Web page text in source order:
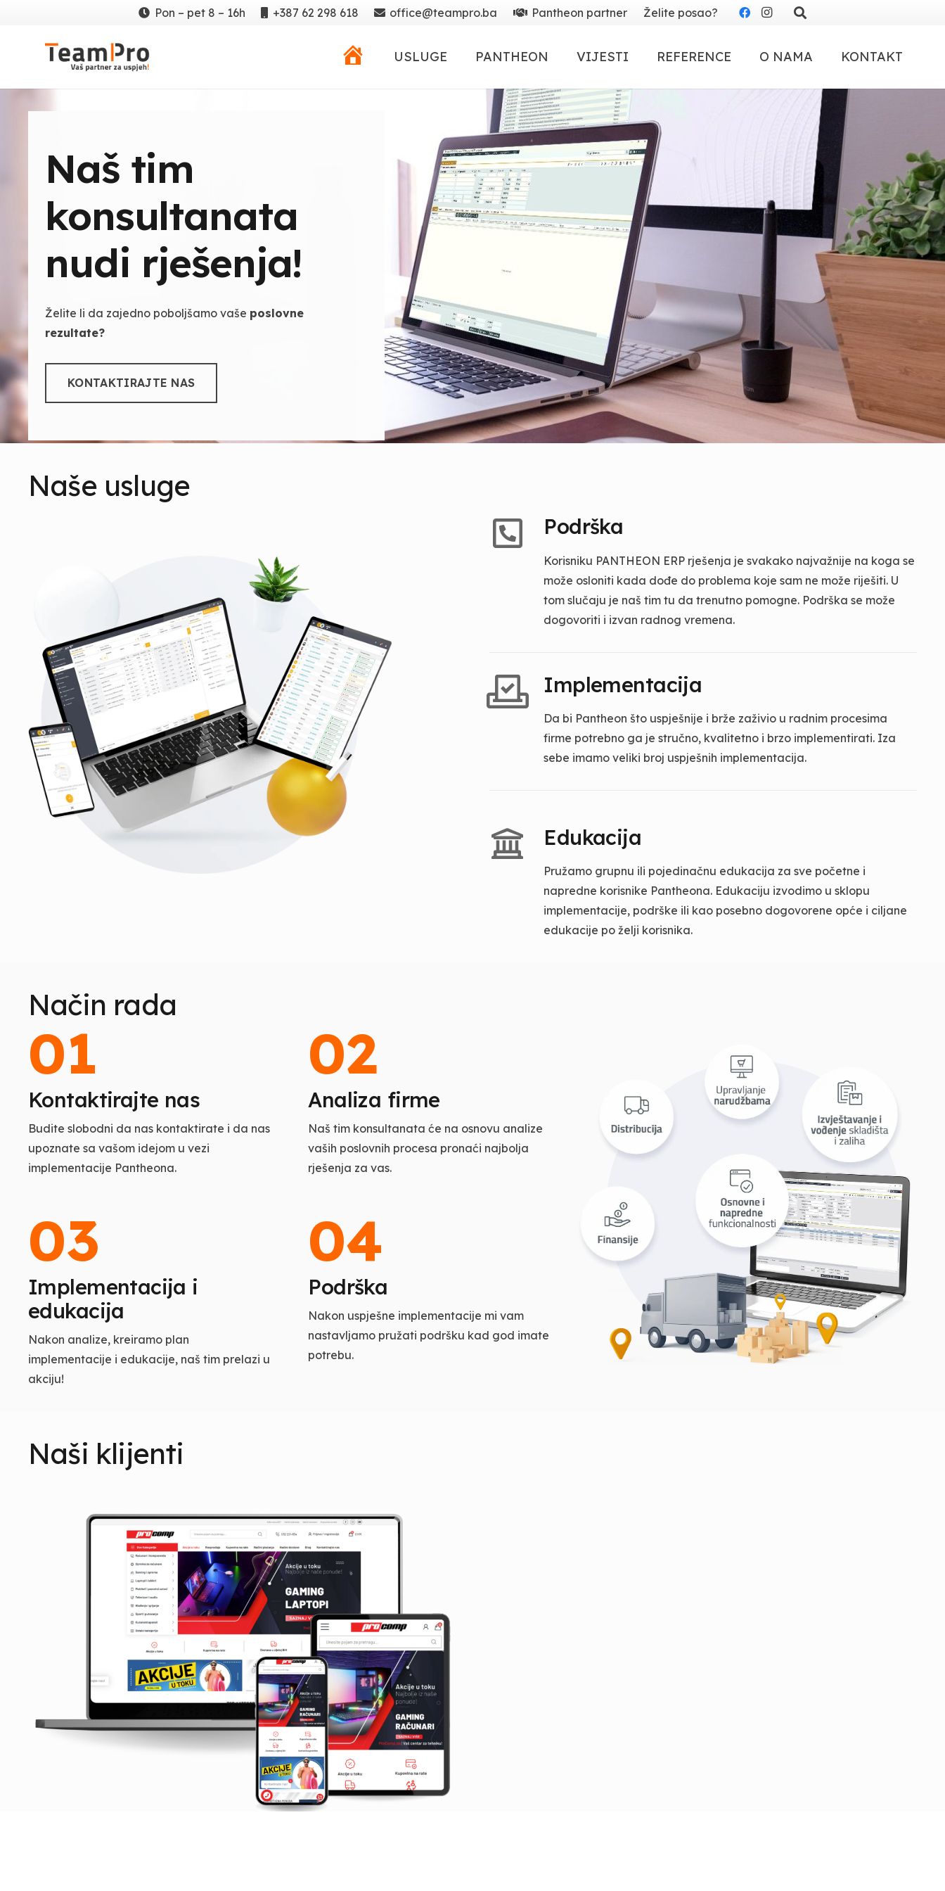
Pon – pet 8 – 16h +387 62 298 618 office@teampro.ba Pantheon partner Želite posao?
POČETNA
USLUGE PANTHEON VIJESTI REFERENCE O NAMA KONTAKT
Naš tim
konsultanata
nudi rješenja!
Želite li da zajedno poboljšamo vaše poslovne
rezultate?
KONTAKTIRAJTE NAS
Naše usluge
Podrška
Korisniku PANTHEON ERP rješenja je svakako najvažnije na koga se
može osloniti kada dođe do problema koje sam ne može riješiti. U
tom slučaju je naš tim tu da trenutno pomogne. Podrška se može
dogovoriti i izvan radnog vremena.
Implementacija
Da bi Pantheon što uspješnije i brže zaživio u radnim procesima
firme potrebno ga je stručno, kvalitetno i brzo implementirati. Iza
sebe imamo veliki broj uspješnih implementacija.
Edukacija
Pružamo grupnu ili pojedinačnu edukacija za sve početne i
napredne korisnike Pantheona. Edukaciju izvodimo u sklopu
implementacije, podrške ili kao posebno dogovorene opće i ciljane
edukacije po želji korisnika.
Način rada
01
Kontaktirajte nas
Budite slobodni da nas kontaktirate i da nas
upoznate sa vašom idejom u vezi
implementacije Pantheona.
02
Analiza firme
Naš tim konsultanata će na osnovu analize
vaših poslovnih procesa pronaći najbolja
rješenja za vas.
03
Implementacija i
edukacija
Nakon analize, kreiramo plan
implementacije i edukacije, naš tim prelazi u
akciju!
04
Podrška
Nakon uspješne implementacije mi vam
nastavljamo pružati podršku kad god imate
potrebu.
Naši klijenti